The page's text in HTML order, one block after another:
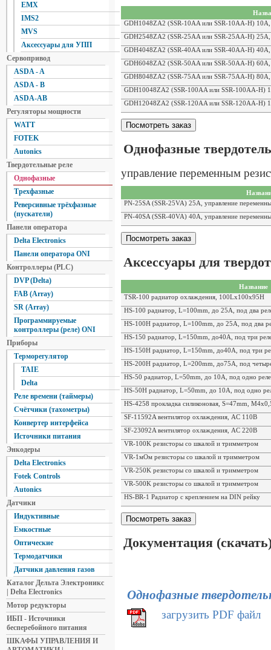
EMX
IMS2
MVS
Аксессуары для УПП
Сервопривод
ASDA - A
ASDA - B
ASDA-AB
Регуляторы мощности
WATT
FOTEK
Autonics
Твердотельные реле
Однофазные
Трехфазные
Реверсивные трёхфазные
(пускатели)
Панели оператора
Delta Electronics
Панели оператора ONI
Контроллеры (PLC)
DVP (Delta)
FAB (Array)
SR (Array)
Программируемые
контроллеры (реле) ONI
Приборы
Терморегулятор
TAIE
Delta
Реле времени (таймеры)
Счётчики (тахометры)
Конвертер интерфейса
Источники питания
Энкодеры
Delta Electronics
Fotek Controls
Autonics
Датчики
Индуктивные
Емкостные
Оптические
Термодатчики
Датчики давления газов
Каталог Дельта Электроникс
| Delta Electronics
Мотор редукторы
ИБП - Источники
бесперебойного питания
ШКАФЫ УПРАВЛЕНИЯ И
GDH1048ZA2 (SSR-10AA или SSR-10AA-H)
GDH2548ZA2 (SSR-25AA или SSR-25AA-H)
GDH4048ZA2 (SSR-40AA или SSR-40AA-H)
GDH6048ZA2 (SSR-50AA или SSR-50AA-H)
GDH8048ZA2 (SSR-75AA или SSR-75AA-H)
GDH10048ZA2 (SSR-100AA или SSR-100AA-H)
GDH12048ZA2 (SSR-120AA или SSR-120AA-H)
Однофазные
управление переменным
PN-25SA (SSR-25VA) 25A, управление
PN-40SA (SSR-40VA) 40A, управление
Аксессуары для
Название
TSR-100 радиатор охлаждения, 100Lx100x95H
HS-100 радиатор, L=100mm, до 25A, под два
HS-100H радиатор, L=100mm, до 25A, под два
HS-150 радиатор, L=150mm, до40A, под три
HS-150H радиатор, L=150mm, до40A, под три
HS-200H радиатор, L=200mm, до75A, под
HS-50 радиатор, L=50mm, до 10A, под одно реле
HS-50H радиатор, L=50mm, до 10A, под одно
HS-4258 прокладка силиконовая, S=47mm,
SF-11592A вентилятор охлаждения, AC 110B
SF-23092A вентилятор охлаждения, AC 220B
VR-100K резисторы со шкалой и тримметром
VR-1мОм резисторы со шкалой и тримметром
VR-250K резисторы со шкалой и тримметром
VR-500K резисторы со шкалой и тримметром
HS-BR-1 Радиатор с креплением на DIN рейку
Документация
Однофазные
загрузить PDF файл